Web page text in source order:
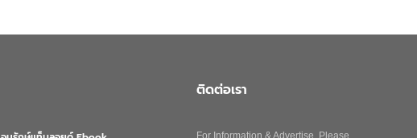
ติดต่อเรา
For Information & Advertise, Please